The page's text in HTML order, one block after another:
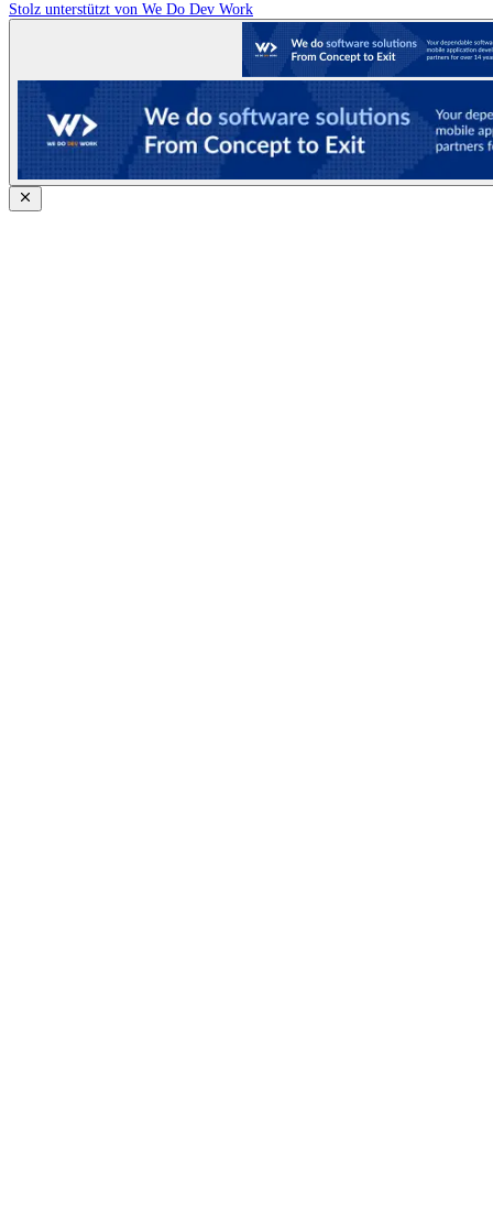
Stolz unterstützt von We Do Dev Work